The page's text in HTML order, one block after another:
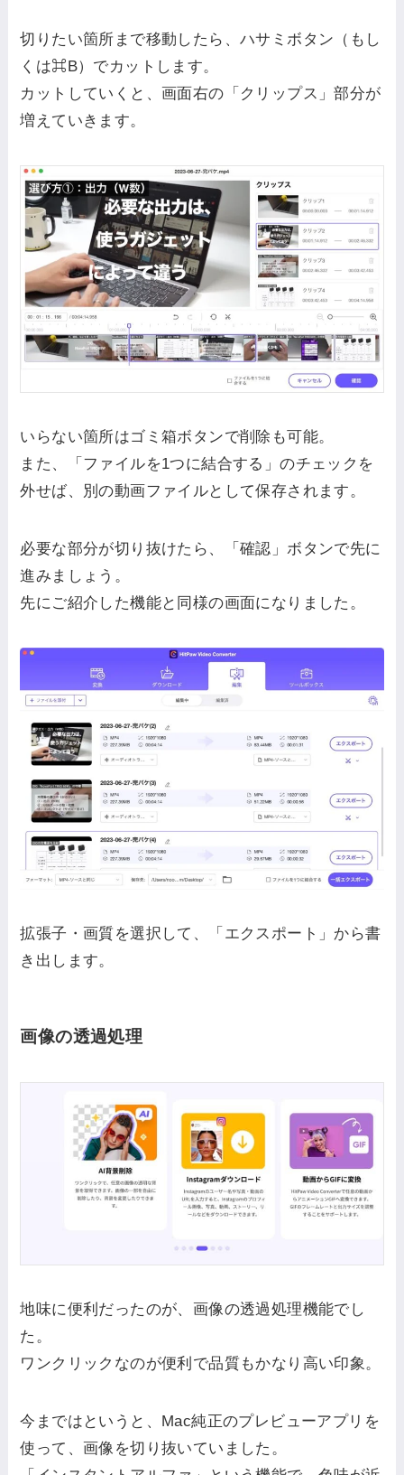
切りたい箇所まで移動したら、ハサミボタン（もし
くは⌘B）でカットします。
カットしていくと、画面右の「クリップス」部分が
増えていきます。
いらない箇所はゴミ箱ボタンで削除も可能。
また、「ファイルを1つに結合する」のチェックを
外せば、別の動画ファイルとして保存されます。
必要な部分が切り抜けたら、「確認」ボタンで先に
進みましょう。
先にご紹介した機能と同様の画面になりました。
拡張子・画質を選択して、「エクスポート」から書
き出します。
画像の透過処理
地味に便利だったのが、画像の透過処理機能でし
た。
ワンクリックなのが便利で品質もかなり高い印象。
今まではというと、Mac純正のプレビューアプリを
使って、画像を切り抜いていました。